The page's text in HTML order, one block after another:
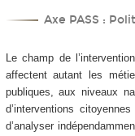
Axe PASS :
Le champ de
affectent autant les
publiques, aux niveaux
d’interventions
d’analyser